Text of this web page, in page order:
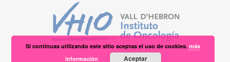
Si continuas utilizando este sitio aceptas el uso de cookies.más
información
Aceptar